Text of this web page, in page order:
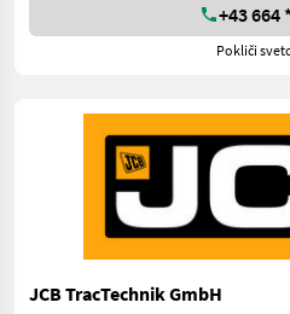
+43
Pokliči
JCB TracTechnik GmbH